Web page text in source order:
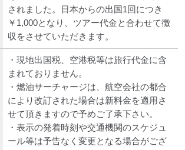
されました。日本からの出国1回につき
￥1,000となり、ツアー代金と合わせて徴
収をさせていただきます。
・現地出国税、空港税等は旅行代金に含
まれておりません。
・燃油サーチャージは、航空会社の都合
により改訂された場合は新料金を適用さ
せて頂きますので予めご了承下さい。
・表示の発着時刻や交通機関のスケジュ
ール等は予告なく変更となる場合がござ